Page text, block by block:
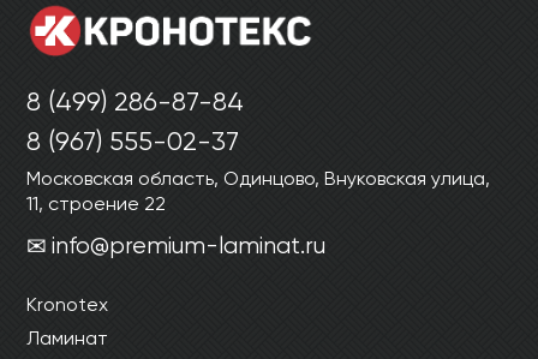
8 (499) 286-87-84
8 (967) 555-02-37
Московская область, Одинцово, Внуковская улица,
11, строение 22
info@premium-laminat.ru
Kronotex
Ламинат